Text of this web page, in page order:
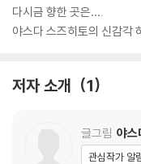
다시금 향한 곳은….
야스다 스즈히토의 신감각
저자 소개 1
글그림 야스
관심작가 알